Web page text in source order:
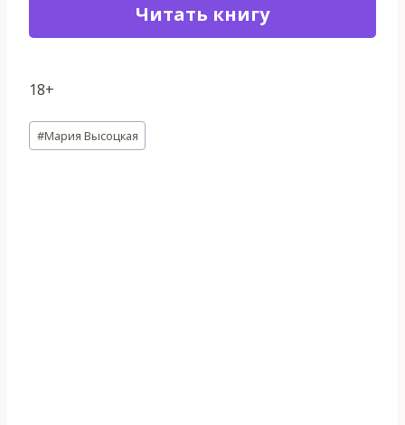
Читать книгу
18+
Метки
записи:
#Мария Высоцкая